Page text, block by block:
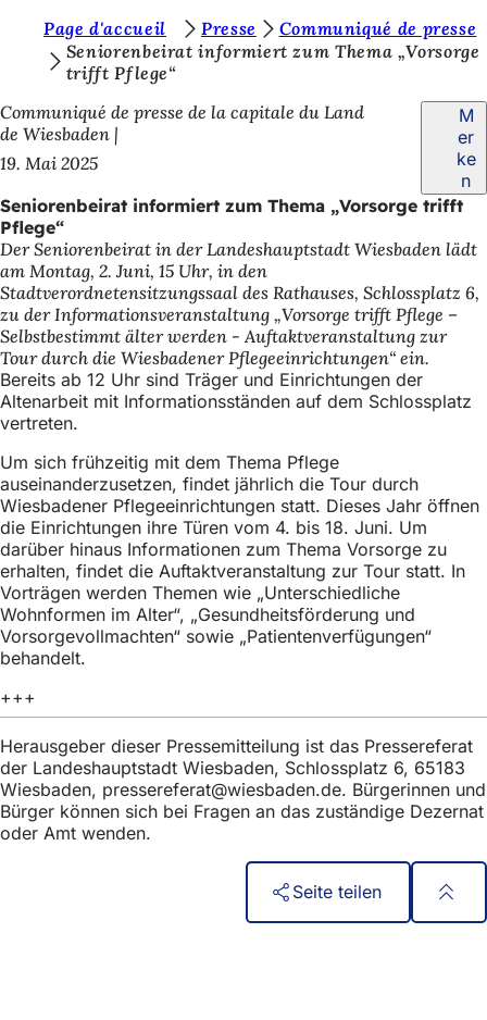
Inhalt anspringen
e
b
e
f
i
n
d
e
n
s
i
c
h
h
i
e
r
:
Page d'accueil Presse
Communiqué de presse
Seniorenbeirat informiert zum Thema „Vorsorge
trifft Pflege“
Communiqué de presse de la capitale du Land
de Wiesbaden
19. Mai 2025
M
er
ke
n
Seniorenbeirat informiert zum Thema „Vorsorge trifft
Pflege“
Der Seniorenbeirat in der Landeshauptstadt Wiesbaden lädt
am Montag, 2. Juni, 15 Uhr, in den
Stadtverordnetensitzungssaal des Rathauses, Schlossplatz 6,
zu der Informationsveranstaltung „Vorsorge trifft Pflege –
Selbstbestimmt älter werden - Auftaktveranstaltung zur
Tour durch die Wiesbadener Pflegeeinrichtungen“ ein.
Bereits ab 12 Uhr sind Träger und Einrichtungen der
Altenarbeit mit Informationsständen auf dem Schlossplatz
vertreten.
Um sich frühzeitig mit dem Thema Pflege
auseinanderzusetzen, findet jährlich die Tour durch
Wiesbadener Pflegeeinrichtungen statt. Dieses Jahr öffnen
die Einrichtungen ihre Türen vom 4. bis 18. Juni. Um
darüber hinaus Informationen zum Thema Vorsorge zu
erhalten, findet die Auftaktveranstaltung zur Tour statt. In
Vorträgen werden Themen wie „Unterschiedliche
Wohnformen im Alter“, „Gesundheitsförderung und
Vorsorgevollmachten“ sowie „Patientenverfügungen“
behandelt.
+++
Herausgeber dieser Pressemitteilung ist das Pressereferat
der Landeshauptstadt Wiesbaden, Schlossplatz 6, 65183
Wiesbaden, pressereferat wiesbaden de. Bürgerinnen und
Bürger können sich bei Fragen an das zuständige Dezernat
oder Amt wenden.
Seite teilen